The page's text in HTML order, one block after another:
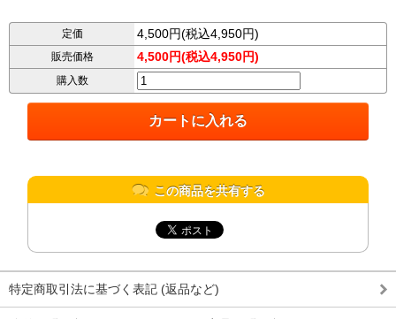
定価 4,500円(税込4,950円)
販売価格 4,500円(税込4,950円)
購入数
この商品を共有する
特定商取引法に基づく表記 (返品など)